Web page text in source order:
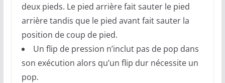
deux pieds. Le pied arrière fait sauter le pied
arrière tandis que le pied avant fait sauter la
position de coup de pied.
Un flip de pression n’inclut pas de pop dans
son exécution alors qu’un flip dur nécessite un
pop.